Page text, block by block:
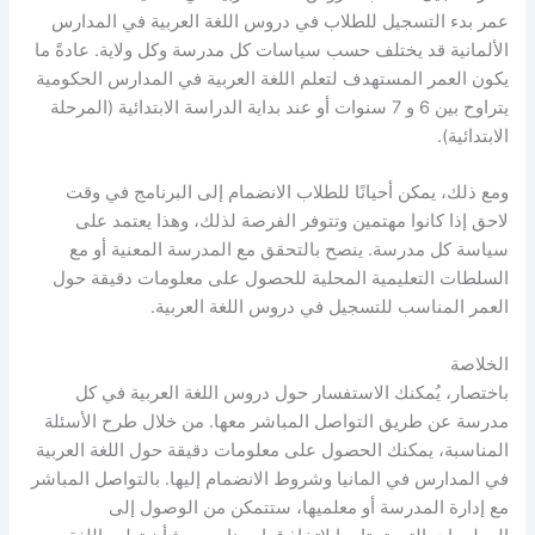
عمر بدء التسجيل للطلاب في دروس اللغة العربية في المدارس
الألمانية قد يختلف حسب سياسات كل مدرسة وكل ولاية. عادةً ما
يكون العمر المستهدف لتعلم اللغة العربية في المدارس الحكومية
يتراوح بين 6 و 7 سنوات أو عند بداية الدراسة الابتدائية (المرحلة
الابتدائية).
ومع ذلك، يمكن أحيانًا للطلاب الانضمام إلى البرنامج في وقت
لاحق إذا كانوا مهتمين وتتوفر الفرصة لذلك، وهذا يعتمد على
سياسة كل مدرسة. ينصح بالتحقق مع المدرسة المعنية أو مع
السلطات التعليمية المحلية للحصول على معلومات دقيقة حول
العمر المناسب للتسجيل في دروس اللغة العربية.
الخلاصة
باختصار، يُمكنك الاستفسار حول دروس اللغة العربية في كل
مدرسة عن طريق التواصل المباشر معها. من خلال طرح الأسئلة
المناسبة، يمكنك الحصول على معلومات دقيقة حول اللغة العربية
في المدارس في المانيا وشروط الانضمام إليها. بالتواصل المباشر
مع إدارة المدرسة أو معلميها، ستتمكن من الوصول إلى